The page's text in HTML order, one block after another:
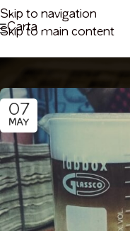
Skip to navigation
Skip to main content
Carta
07
MAY